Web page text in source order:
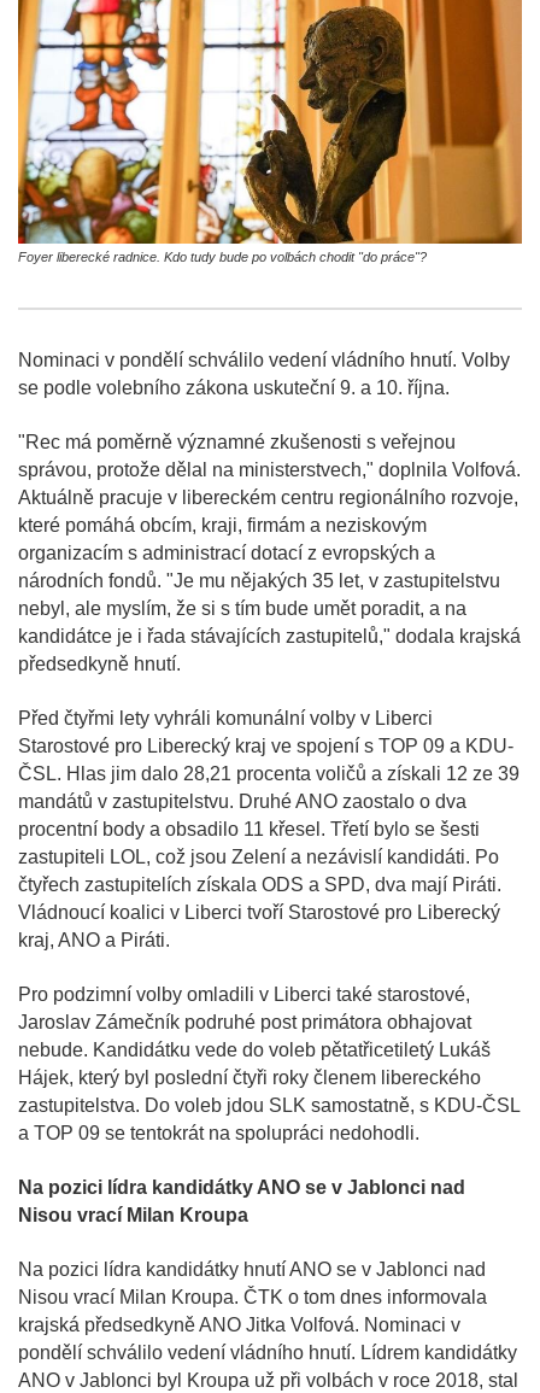
Foyer liberecké radnice. Kdo tudy bude po volbách chodit "do práce"?
Nominaci v pondělí schválilo vedení vládního hnutí. Volby
se podle volebního zákona uskuteční 9. a 10. října.
"Rec má poměrně významné zkušenosti s veřejnou
správou, protože dělal na ministerstvech," doplnila Volfová.
Aktuálně pracuje v libereckém centru regionálního rozvoje,
které pomáhá obcím, kraji, firmám a neziskovým
organizacím s administrací dotací z evropských a
národních fondů. "Je mu nějakých 35 let, v zastupitelstvu
nebyl, ale myslím, že si s tím bude umět poradit, a na
kandidátce je i řada stávajících zastupitelů," dodala krajská
předsedkyně hnutí.
Před čtyřmi lety vyhráli komunální volby v Liberci
Starostové pro Liberecký kraj ve spojení s TOP 09 a KDU-
ČSL. Hlas jim dalo 28,21 procenta voličů a získali 12 ze 39
mandátů v zastupitelstvu. Druhé ANO zaostalo o dva
procentní body a obsadilo 11 křesel. Třetí bylo se šesti
zastupiteli LOL, což jsou Zelení a nezávislí kandidáti. Po
čtyřech zastupitelích získala ODS a SPD, dva mají Piráti.
Vládnoucí koalici v Liberci tvoří Starostové pro Liberecký
kraj, ANO a Piráti.
Pro podzimní volby omladili v Liberci také starostové,
Jaroslav Zámečník podruhé post primátora obhajovat
nebude. Kandidátku vede do voleb pětatřicetiletý Lukáš
Hájek, který byl poslední čtyři roky členem libereckého
zastupitelstva. Do voleb jdou SLK samostatně, s KDU-ČSL
a TOP 09 se tentokrát na spolupráci nedohodli.
Na pozici lídra kandidátky ANO se v Jablonci nad
Nisou vrací Milan Kroupa
Na pozici lídra kandidátky hnutí ANO se v Jablonci nad
Nisou vrací Milan Kroupa. ČTK o tom dnes informovala
krajská předsedkyně ANO Jitka Volfová. Nominaci v
pondělí schválilo vedení vládního hnutí. Lídrem kandidátky
ANO v Jablonci byl Kroupa už při volbách v roce 2018, stal